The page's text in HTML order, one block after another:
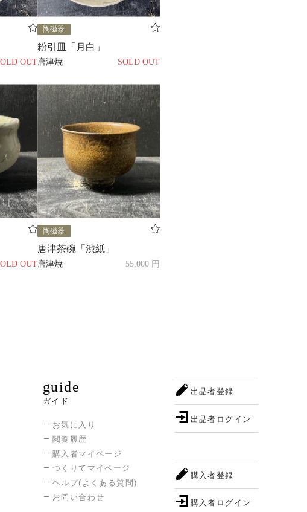
OUT
陶磁器
粉引皿「月白」
唐津焼 SOLD OUT
OUT
陶磁器
唐津茶碗「渋紙」
唐津焼 55,000 円
guide
ガイド
お気に入り
閲覧履歴
購入者マイページ
つくりてマイページ
ヘルプ(よくある質問)
お問い合わせ
出品者登録
出品者ログイン
購入者登録
購入者ログイン